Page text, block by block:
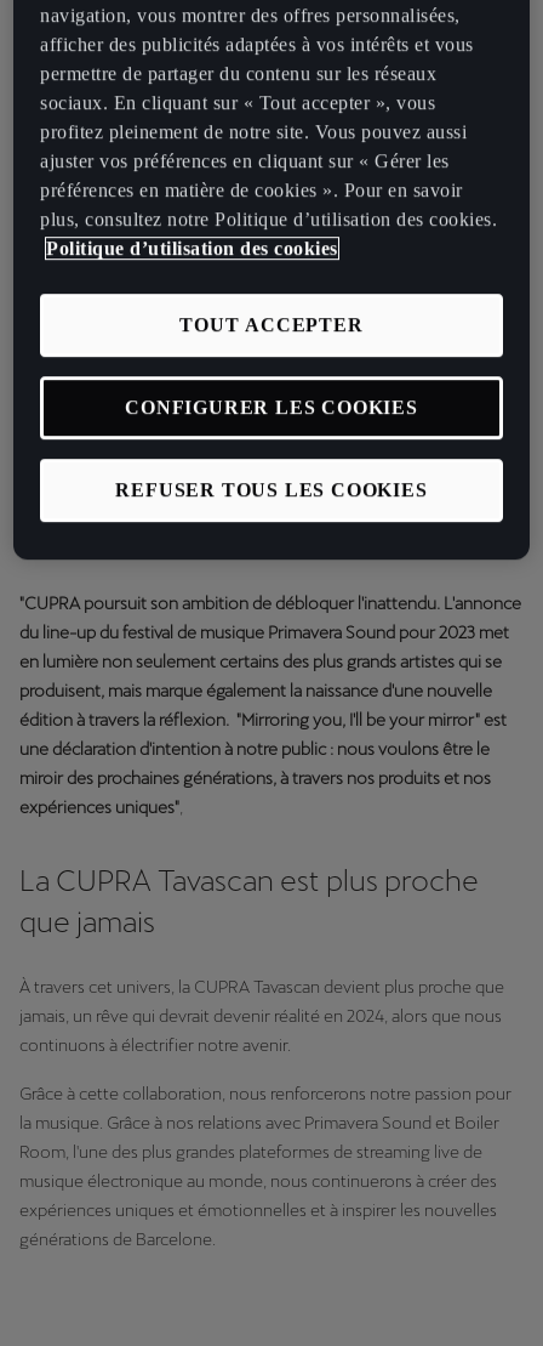
fois, Madrid accueillera également l'événement. En collaboration
avec Primavera Sound, nous présenterons le line-up, qui sera le
même dans les deux villes, et nous offrirons également un aperçu
de notre avenir dans une nouvelle expérience dynamique via une
vidéo qui mélange les mondes réel et virtuel.
Les festivals, dans deux villes emblématiques, se reflètent l'un l'autre,
à l'image du concept de lancement de l'événement : "Mirroring you,
I'll be your Mirror".
"CUPRA poursuit son ambition de débloquer l'inattendu. L'annonce
du line-up du festival de musique Primavera Sound pour 2023 met
en lumière non seulement certains des plus grands artistes qui se
produisent, mais marque également la naissance d'une nouvelle
édition à travers la réflexion. "Mirroring you, I'll be your mirror" est
une déclaration d'intention à notre public : nous voulons être le
miroir des prochaines générations, à travers nos produits et nos
expériences uniques"
La CUPRA Tavascan est plus proche
que jamais
À travers cet univers, la CUPRA Tavascan devient plus proche que
jamais, un rêve qui devrait devenir réalité en 2024, alors que nous
continuons à électrifier notre avenir.
Grâce à cette collaboration, nous renforcerons notre passion pour
la musique. Grâce à nos relations avec Primavera Sound et Boiler
Room, l'une des plus grandes plateformes de streaming live de
musique électronique au monde, nous continuerons à créer des
expériences uniques et émotionnelles et à inspirer les nouvelles
générations de Barcelone.
navigation, vous montrer des offres personnalisées,
afficher des publicités adaptées à vos intérêts et vous
permettre de partager du contenu sur les réseaux
sociaux. En cliquant sur « Tout accepter », vous
profitez pleinement de notre site. Vous pouvez aussi
ajuster vos préférences en cliquant sur « Gérer les
préférences en matière de cookies ». Pour en savoir
plus, consultez notre Politique d’utilisation des cookies.
Politique d’utilisation des cookies
REFUSER TOUS LES COOKIES
TOUT ACCEPTER
CONFIGURER LES COOKIES